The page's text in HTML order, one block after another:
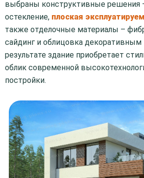
выбраны конструктивные решения
остекление, плоская
также отделочные материалы –
сайдинг и облицовка
результате здание приобретает
облик современной
постройки.